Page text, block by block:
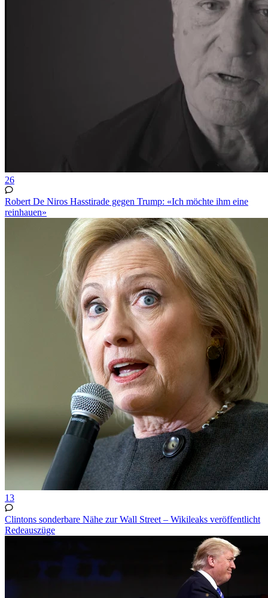
26
Robert De Niros Hasstirade gegen Trump: «Ich möchte ihm eine
reinhauen»
13
Clintons sonderbare Nähe zur Wall Street – Wikileaks veröffentlicht
Redeauszüge